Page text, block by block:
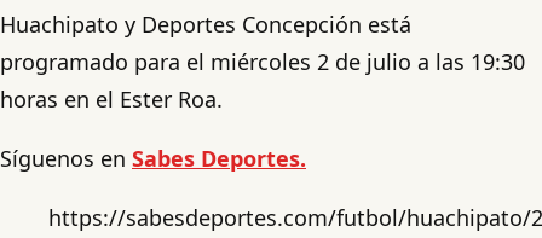
Huachipato y Deportes Concepción está
programado para el miércoles 2 de julio a las 19:30
horas en el Ester Roa.
Síguenos en Sabes Deportes.
https://sabesdeportes.com/futbol/huachipato/